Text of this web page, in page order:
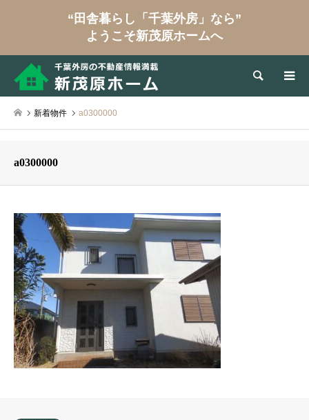
“田舎暮らし「千葉外房」なら”
ようこそ新茂原ホームへ
検索
新着物件 a0300000
a0300000